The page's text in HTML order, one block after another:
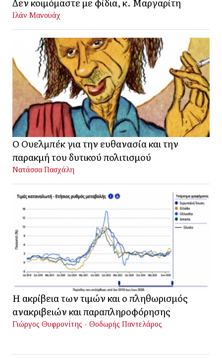
Ιλάν Μανουάχ
Ο Ουελμπέκ για την ευθανασία και την
παρακμή του δυτικού πολιτισμού
Νατάσσα Πασχάλη
Η ακρίβεια των τιμών και ο πληθωρισμός
ανακριβειών και παραπληροφόρησης
Γιώργος Θυφρονίτης - Θοδωρής Παντελάρος